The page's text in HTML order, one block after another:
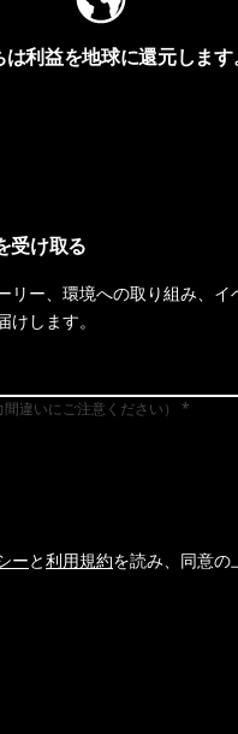
利益を地球に還元します
受け取る
リー、環境への取り組み、イ
けします。
違いにご注意ください）
ーと利用規約を読み、同意の